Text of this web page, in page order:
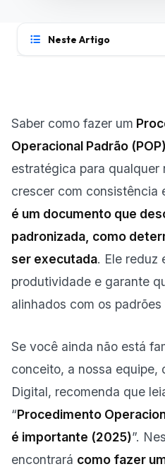
Neste Artigo
Elaboração do
Revisão e Aprovação do
Padrão
Para que serviu saber
Operacional Padrão?
Saber como fazer um
Operacional Padrão (POP)
estratégica para qualquer
crescer com consistência
é um documento que
padronizada, como
ser executada. Ele reduz
produtividade e garante
alinhados com os
Se você ainda não está
conceito, a nossa equipe,
Digital, recomenda que
“Procedimento
é importante (2025)”.
encontrará como fazer